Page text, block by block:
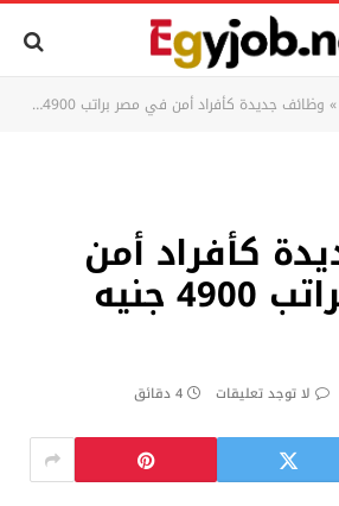
» وظائف جديدة كأفراد أمن في مصر براتب 4900 جنيه مصري
كأفراد أمن
في مصر براتب 4900 جنيه
لا توجد تعليقات 4 دقائق